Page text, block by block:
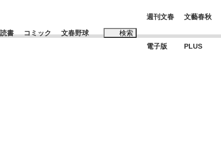
読書 コミック 文春野球 検索
週刊文春
電子版
文藝春秋
PLUS